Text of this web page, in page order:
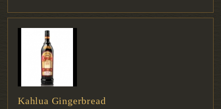
Kahlua Gingerbread